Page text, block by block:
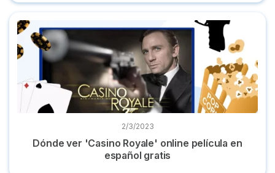
Dónde ver 'Casino Royale' online película en español gratis
2/3/2023
Dónde ver 'Casino Royale' online película en
español gratis